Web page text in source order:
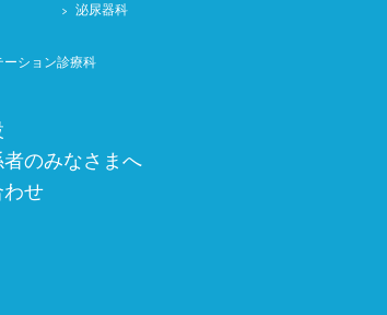
泌尿器科
ーション診療科
者のみなさまへ
わせ